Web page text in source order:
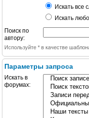
Искать все
Искать
Поиск по
автору:
Используйте * в качестве
Параметры запроса
Искать в
форумах: